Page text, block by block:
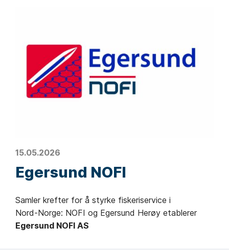
15.05.2026
Egersund NOFI
Samler krefter for å styrke fiskeriservice i
Nord‑Norge: NOFI og Egersund Herøy etablerer
Egersund NOFI AS